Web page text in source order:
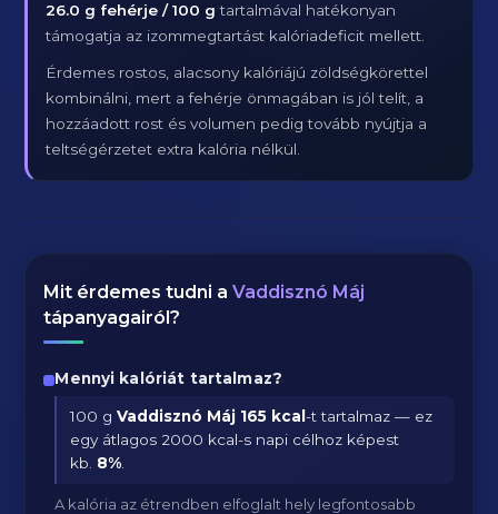
26.0 g fehérje / 100 g tartalmával hatékonyan
támogatja az izommegtartást kalóriadeficit mellett.
Érdemes rostos, alacsony kalóriájú zöldségkörettel
kombinálni, mert a fehérje önmagában is jól telít, a
hozzáadott rost és volumen pedig tovább nyújtja a
teltségérzetet extra kalória nélkül.
Mit érdemes tudni aVaddisznó Máj
tápanyagairól?
Mennyi kalóriát tartalmaz?
100 gVaddisznó Máj 165 kcal-t tartalmaz — ez
egy átlagos 2000 kcal-s napi célhoz képest
kb. 8%
A kalória az étrendben elfoglalt hely legfontosabb